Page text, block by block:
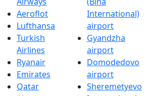
Aeroflot
Lufthansa
Turkish
Airlines
Ryanair
Emirates
Qatar
International)
airport
Gyandzha
airport
Domodedovo
airport
Sheremetyevo